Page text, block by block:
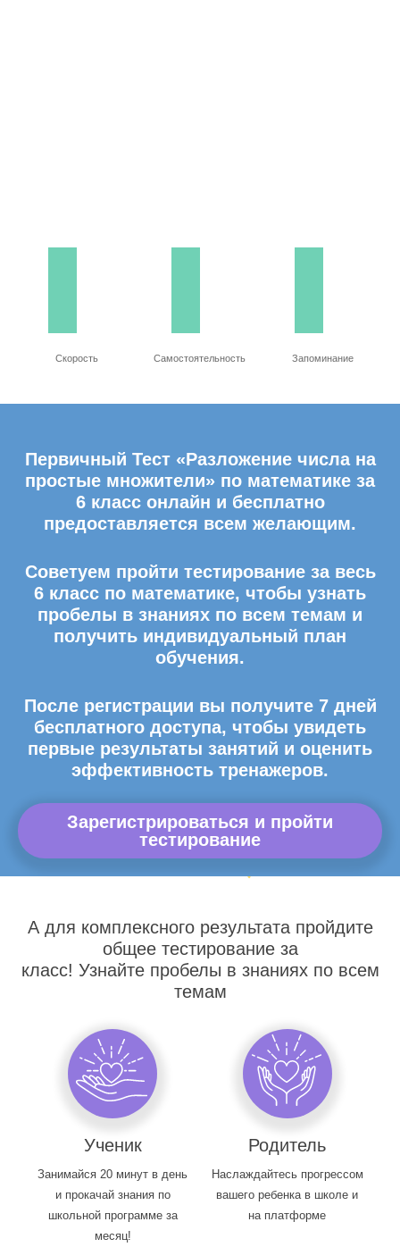
Скорость Самостоятельность Запоминание
Первичный Тест «Разложение числа на
простые множители» по математике за
6 класс онлайн и бесплатно
предоставляется всем желающим.
Советуем пройти тестирование за весь
6 класс по математике, чтобы узнать
пробелы в знаниях по всем темам и
получить индивидуальный план
обучения.
После регистрации вы получите 7 дней
бесплатного доступа, чтобы увидеть
первые результаты занятий и оценить
эффективность тренажеров.
Зарегистрироваться и пройти
тестирование
А для комплексного результата пройдите
общее тестирование за
класс! Узнайте пробелы в знаниях по всем
темам
Ученик
Занимайся 20 минут в день
и прокачай знания по
школьной программе за
месяц!
Родитель
Наслаждайтесь прогрессом
вашего ребенка в школе и
на платформе